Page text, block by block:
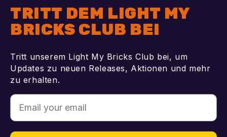
TRITT DEM LIGHT MY
BRICKS CLUB BEI
Tritt unserem Light My Bricks Club bei, um
Updates zu neuen Releases, Aktionen und mehr
zu erhalten.
Email